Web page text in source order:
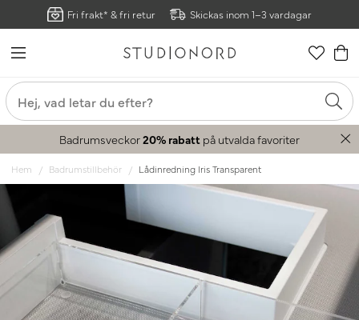
Fri frakt* & fri retur Skickas inom 1–3 vardagar
Badrumsveckor20% rabatt på utvalda favoriter
Hem Badrumstillbehör Lådinredning Iris Transparent